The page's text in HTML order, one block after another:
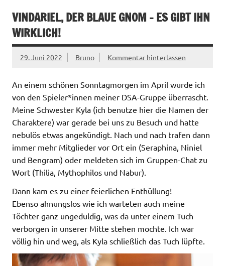
VINDARIEL, DER BLAUE GNOM – ES GIBT IHN
WIRKLICH!
29. Juni 2022 Bruno Kommentar hinterlassen
An einem schönen Sonntagmorgen im April wurde ich
von den Spieler*innen meiner DSA-Gruppe überrascht.
Meine Schwester Kyla (ich benutze hier die Namen der
Charaktere) war gerade bei uns zu Besuch und hatte
nebulös etwas angekündigt. Nach und nach trafen dann
immer mehr Mitglieder vor Ort ein (Seraphina, Niniel
und Bengram) oder meldeten sich im Gruppen-Chat zu
Wort (Thilia, Mythophilos und Nabur).
Dann kam es zu einer feierlichen Enthüllung!
Ebenso ahnungslos wie ich warteten auch meine
Töchter ganz ungeduldig, was da unter einem Tuch
verborgen in unserer Mitte stehen mochte. Ich war
völlig hin und weg, als Kyla schließlich das Tuch lüpfte.